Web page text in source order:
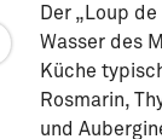
Der „Loup
Wasser des
Küche
Rosmarin,
und